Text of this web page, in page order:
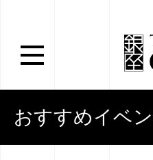
おすすめイベ